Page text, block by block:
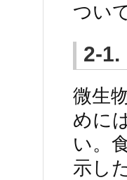
つい
2-
微生
めに
い。
示し